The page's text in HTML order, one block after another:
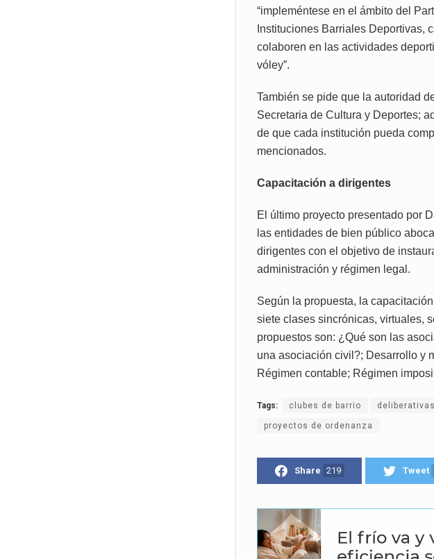
“impleméntese en el ámbito del
Instituciones Barriales Deportivas,
colaboren en las actividades
vóley”.
También se pide que la autoridad
Secretaria de Cultura y Deportes;
de que cada institución pueda
mencionados.
Capacitación a dirigentes
El último proyecto presentado por
las entidades de bien público
dirigentes con el objetivo de
administración y régimen legal.
Según la propuesta, la
siete clases sincrónicas, virtuales,
propuestos son: ¿Qué son las
una asociación civil?; Desarrollo y
Régimen contable; Régimen
Tags: clubes de barrio deliberativas
proyectos de ordenanza
Share 219 Tweet